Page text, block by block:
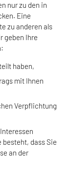
nur zu den in
Eine
zu anderen als
geben Ihre
haben,
mit Ihnen
Verpflichtung
besteht, dass Sie
an der